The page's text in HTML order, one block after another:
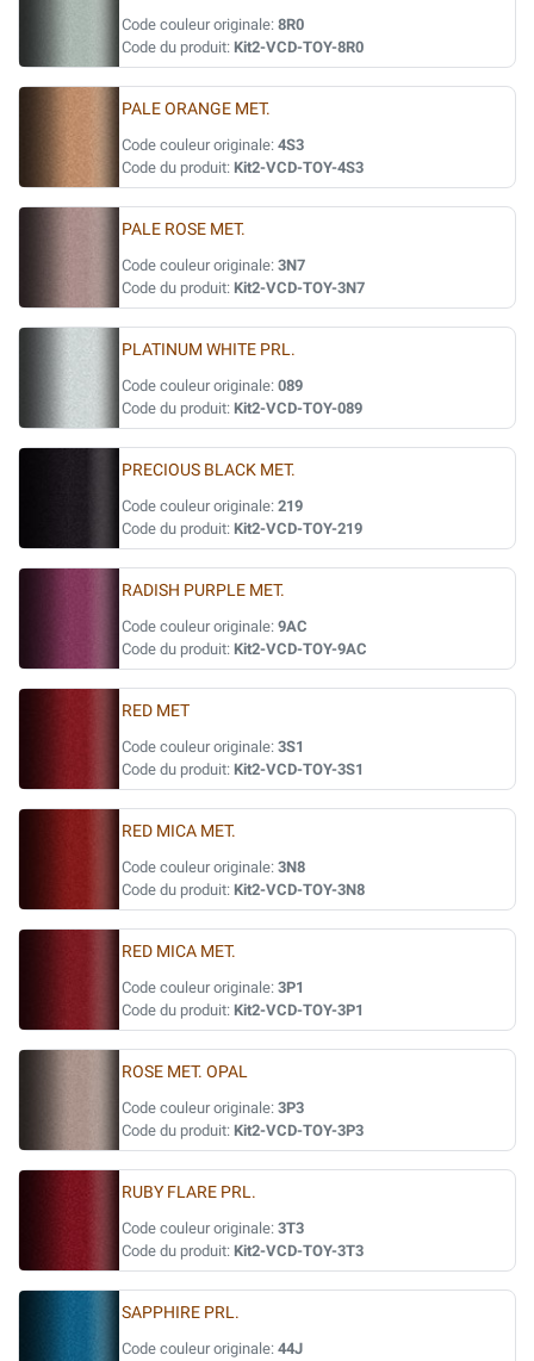
Code couleur originale: 8R0
Code du produit: Kit2-VCD-TOY-8R0
PALE ORANGE MET.
Code couleur originale: 4S3
Code du produit: Kit2-VCD-TOY-4S3
PALE ROSE MET.
Code couleur originale: 3N7
Code du produit: Kit2-VCD-TOY-3N7
PLATINUM WHITE PRL.
Code couleur originale: 089
Code du produit: Kit2-VCD-TOY-089
PRECIOUS BLACK MET.
Code couleur originale: 219
Code du produit: Kit2-VCD-TOY-219
RADISH PURPLE MET.
Code couleur originale: 9AC
Code du produit: Kit2-VCD-TOY-9AC
RED MET
Code couleur originale: 3S1
Code du produit: Kit2-VCD-TOY-3S1
RED MICA MET.
Code couleur originale: 3N8
Code du produit: Kit2-VCD-TOY-3N8
RED MICA MET.
Code couleur originale: 3P1
Code du produit: Kit2-VCD-TOY-3P1
ROSE MET. OPAL
Code couleur originale: 3P3
Code du produit: Kit2-VCD-TOY-3P3
RUBY FLARE PRL.
Code couleur originale: 3T3
Code du produit: Kit2-VCD-TOY-3T3
SAPPHIRE PRL.
Code couleur originale: 44J